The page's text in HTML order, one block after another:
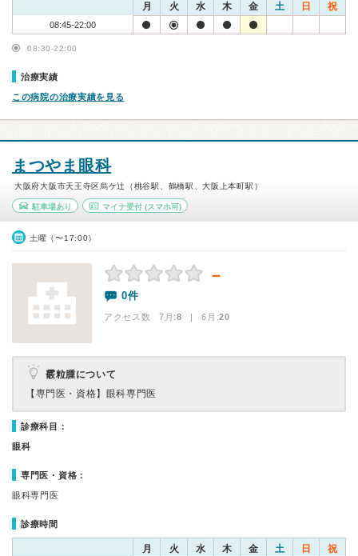
月 火 水 木 金 土 日 祝
08:45-22:00
08:30-22:00
治療実績
この病院の治療実績を見る
まつやま眼科
大阪府大阪市天王寺区烏ケ辻（桃谷駅、鶴橋駅、大阪上本町駅）
駐車場あり マイナ受付(スマホ可)
土曜（〜17:00）
－
0件
アクセス数 7月:8 | 6月:20
霰粒腫について
【専門医・資格】 眼科専門医
診療科目：
眼科
専門医・資格：
眼科専門医
診療時間
月 火 水 木 金 土 日 祝